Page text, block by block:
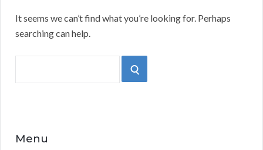
It seems we can’t find what you’re looking for. Perhaps
searching can help.
SEARCH
Menu